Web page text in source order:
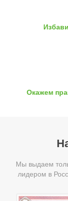
Окажем
Мы выдаем
лидером в